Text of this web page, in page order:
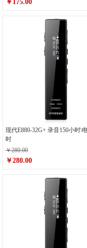
￥175.00
现代E880-32G+ 录音150小时\电量35小
时
￥280.00
￥280.00